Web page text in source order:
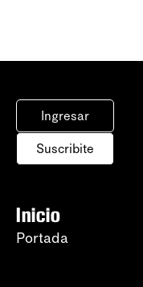
Ingresar
Suscribite
Inicio
Portada